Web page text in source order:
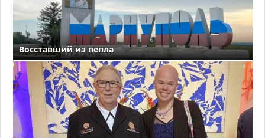
Восставший из пепла